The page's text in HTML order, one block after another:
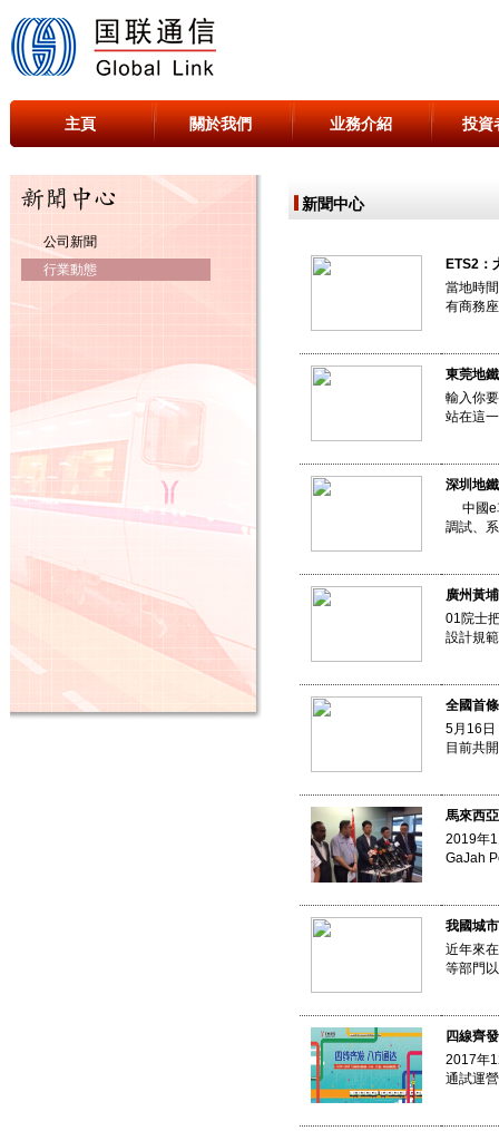
主頁 關於我們 业務介紹 投資
公司新聞
行業動態
新聞中心
ETS2：
當地時
有商務
東莞地
輸入你
站在這
深圳地
中國e
調試、
廣州黃
01院士
設計規
全國首
5月16日
目前共
馬來西
2019年
GaJah
我國城
近年來
等部門
四線齊
2017年
通試運